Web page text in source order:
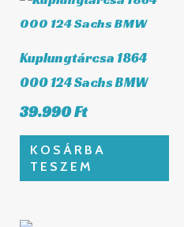
Kuplungtárcsa 1864
000 124 Sachs BMW
39.990Ft
KOSÁRBA
TESZEM